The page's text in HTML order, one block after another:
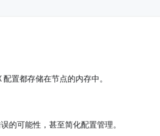
置都存储在节点的内存中。
的可能性，甚至简化配置管理。